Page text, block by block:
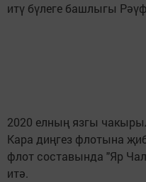
итү бүлеге башлыгы
2020 елның язгы
Кара диңгез флотына
флот составында "Яр
итә.